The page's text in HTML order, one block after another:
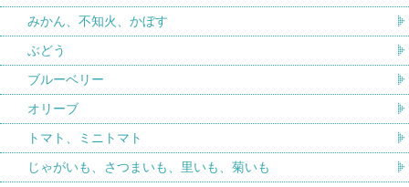
みかん、不知火、かぼす
ぶどう
ブルーベリー
オリーブ
トマト、ミニトマト
じゃがいも、さつまいも、里いも、菊いも